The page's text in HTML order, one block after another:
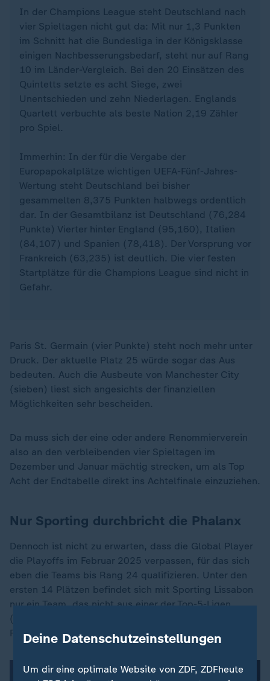
In der Champions League steht Deutschland nach
vier Spieltagen nicht gut da: Mit nur 1,3 Punkten
im Schnitt hat die Bundesliga in der Königsklasse
einigen Nachbesserungsbedarf, steht nur auf Rang
10 im Länder-Vergleich. Bei den 20 Einsätzen des
Quintetts setzte es acht Siege, zwei
Unentschieden und zehn Niederlagen. Englands
Quartett verbuchte als beste Nation 2,19 Zähler
pro Spiel.
Immerhin: In der für die Vergabe der
Europapokalplätze wichtigen UEFA-Fünf-Jahres-
Wertung steht Deutschland bei bisher
gesammelten 8,375 Punkten halbwegs ordentlich
dar. In der Gesamtbilanz ist Deutschland (76,284
Punkte) Vierter hinter England (95,160), Italien
(84,107) und Spanien (78,418). Der Vorsprung vor
Frankreich (63,235) ist deutlich. Die vier festen
Startplätze für die Champions League sind nicht in
Gefahr.
Paris St. Germain (vier Punkte) steht noch mehr unter
Druck. Der aktuelle Platz 25 würde sogar das Aus
bedeuten. Auch die Ausbeute von Manchester City
(sieben) liest sich angesichts der finanziellen
Möglichkeiten sehr bescheiden.
Da muss sich der eine oder andere Renommierverein
also an den verbleibenden vier Spieltagen im
Dezember und Januar mächtig strecken, um als Top
Acht der Endtabelle direkt ins Achtelfinale einzuziehen.
Nur Sporting durchbricht die Phalanx
Dennoch ist nicht zu erwarten, dass die Global Player
die Playoffs im Februar 2025 verpassen, für das sich
eben die Teams bis Rang 24 qualifizieren. Unter den
ersten 14 Plätzen befindet sich mit Sporting Lissabon
nur ein Team, das nicht aus einer der Top-5-Ligen
(England, Spanien, Deutschland, Italien und
Frankreich) kommt.
Deine Datenschutzeinstellungen
Um dir eine optimale Website von ZDF, ZDFheute